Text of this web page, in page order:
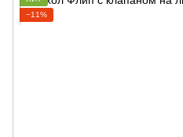
−11%